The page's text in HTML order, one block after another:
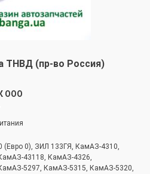
ТНВД (пр-во Россия)
ООО
(Евро 0), ЗИЛ 133ГЯ, КамАЗ-4310,
43118, КамАЗ-4326,
5297, КамАЗ-5315, КамАЗ-5320,